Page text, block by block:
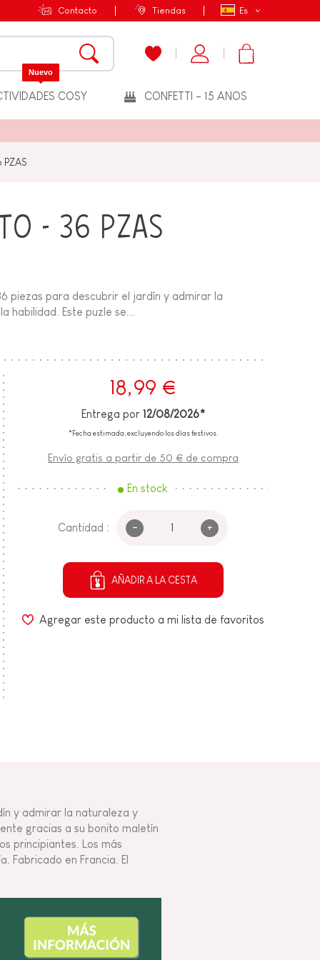
Es
Contacto Tiendas
COSY
Nuevo
CONFETTI - 15 ANOS
PZAS
- 36 PZAS
piezas para descubrir el jardín y admirar la
habilidad. Este puzle se...
18,99 €
Entrega por 12/08/2026*
*Fecha estimada, excluyendo los días festivos.
Envío gratis a partir de 50 € de compra
En stock
Cantidad : - +
AÑADIR A LA CESTA
Agregar este producto a mi lista de favoritos
y admirar la naturaleza y
gracias a su bonito maletín
principiantes. Los más
Fabricado en Francia. El